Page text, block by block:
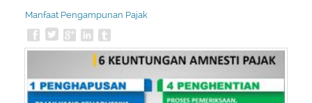
Manfaat Pengampunan Pajak